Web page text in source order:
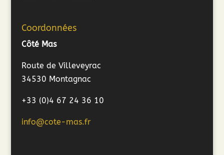
Coordonnées
Côté Mas
Route de Villeveyrac
34530 Montagnac
+33 (0)4 67 24 36 10
info@cote-mas.fr